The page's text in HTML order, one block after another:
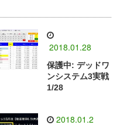
2018.01.28
保護中: デッドワ
ンシステム3実戦
1/28
2018.01.2